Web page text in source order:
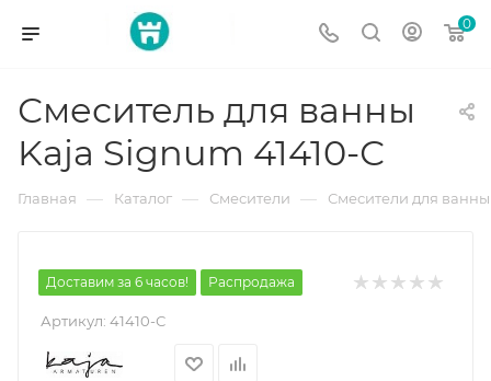
0
Смеситель для ванны
Kaja Signum 41410-С
Главная — Каталог — Смесители — Смесители для
Доставим за 6 часов! Распродажа
Артикул: 41410-С